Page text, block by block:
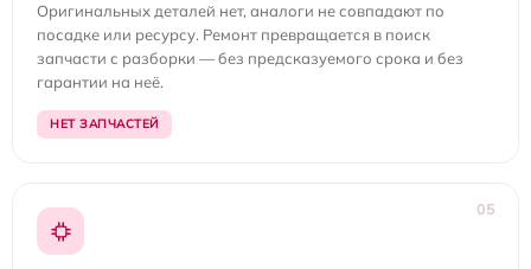
Оригинальных деталей нет, аналоги не совпадают по
посадке или ресурсу. Ремонт превращается в поиск
запчасти с разборки — без предсказуемого срока и без
гарантии на неё.
НЕТ ЗАПЧАСТЕЙ
05